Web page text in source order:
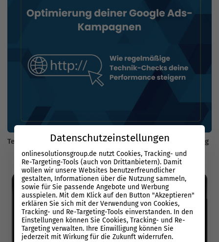
Technik-Checks für Google Ads: Optimierung für mehr Erfolg
Datenschutzeinstellungen
onlinesolutionsgroup.de nutzt Cookies, Tracking- und
Re-Targeting-Tools (auch von Drittanbietern). Damit
wollen wir unsere Websites benutzerfreundlicher
gestalten, Informationen über die Nutzung sammeln,
sowie für Sie passende Angebote und Werbung
ausspielen. Mit dem Klick auf den Button "Akzeptieren"
erklären Sie sich mit der Verwendung von Cookies,
Tracking- und Re-Targeting-Tools einverstanden. In den
Einstellungen können Sie Cookies, Tracking- und Re-
Targeting verwalten. Ihre Einwilligung können Sie
jederzeit mit Wirkung für die Zukunft widerrufen.